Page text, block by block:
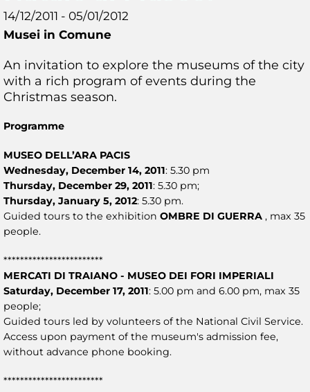
14/12/2011 - 05/01/2012
Musei in Comune
An invitation to explore the museums of the city
with a rich program of events during the
Christmas season.
Programme
MUSEO DELL’ARA PACIS
Wednesday, December 14, 2011: 5.30 pm
Thursday, December 29, 2011: 5.30 pm;
Thursday, January 5, 2012: 5.30 pm.
Guided tours to the exhibition OMBRE DI GUERRA , max 35
people.
************************
MERCATI DI TRAIANO - MUSEO DEI FORI IMPERIALI
Saturday, December 17, 2011: 5.00 pm and 6.00 pm, max 35
people;
Guided tours led by volunteers of the National Civil Service.
Access upon payment of the museum's admission fee,
without advance phone booking.
************************